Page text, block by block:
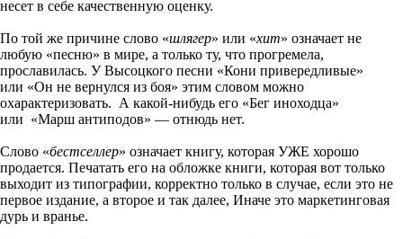
несет в себе качественную оценку.
По той же причине слово «шлягер» или «хит» означает не
любую «песню» в мире, а только ту, что прогремела,
прославилась. У Высоцкого песни «Кони привередливые»
или «Он не вернулся из боя» этим словом можно
охарактеризовать. А какой-нибудь его «Бег иноходца»
или «Марш антиподов» — отнюдь нет.
Слово «бестселлер» означает книгу, которая УЖЕ хорошо
продается. Печатать его на обложке книги, которая вот только
выходит из типографии, корректно только в случае, если это не
первое издание, а второе и так далее, Иначе это маркетинговая
дурь и вранье.